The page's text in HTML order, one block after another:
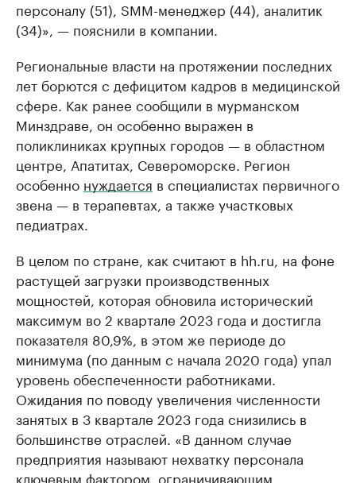
персоналу (51), SMM-менеджер (44), аналитик
(34)», — пояснили в компании.
Региональные власти на протяжении последних
лет борются с дефицитом кадров в медицинской
сфере. Как ранее сообщили в мурманском
Минздраве, он особенно выражен в
поликлиниках крупных городов — в областном
центре, Апатитах, Североморске. Регион
особенно нуждается в специалистах первичного
звена — в терапевтах, а также участковых
педиатрах.
В целом по стране, как считают в hh.ru, на фоне
растущей загрузки производственных
мощностей, которая обновила исторический
максимум во 2 квартале 2023 года и достигла
показателя 80,9%, в этом же периоде до
минимума (по данным с начала 2020 года) упал
уровень обеспеченности работниками.
Ожидания по поводу увеличения численности
занятых в 3 квартале 2023 года снизились в
большинстве отраслей. «В данном случае
предприятия называют нехватку персонала
ключевым фактором, ограничивающим